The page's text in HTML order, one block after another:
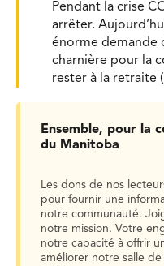
Pendant la crise
arrêter.
énorme demande
charnière pour la
rester à la retraite
Ensemble, pour la
du Manitoba
Les dons de nos
pour fournir une
notre communauté.
notre mission. Votre
notre capacité à offrir
améliorer notre salle